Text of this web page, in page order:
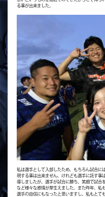
る事が出来ました。
私は選手として入部したため、もちろん試合に
現する事は出来ません。けれども選手に託す事
導しましたが、選手が試合に勝ち、笑顔で試合
など様々な感情が芽生えました。また昨年、私
選手の自信にもなったと思いますし、私もとて